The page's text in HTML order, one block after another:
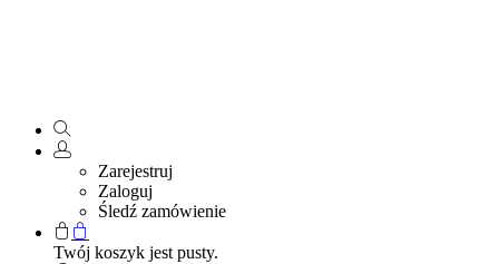
Zarejestruj
Zaloguj
Śledź zamówienie
Twój koszyk jest pusty.